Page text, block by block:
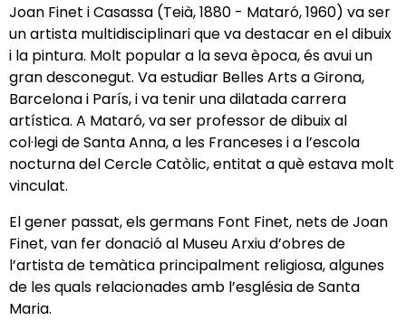
Joan Finet i Casassa (Teià, 1880 - Mataró, 1960) va ser
un artista multidisciplinari que va destacar en el dibuix
i la pintura. Molt popular a la seva època, és avui un
gran desconegut. Va estudiar Belles Arts a Girona,
Barcelona i París, i va tenir una dilatada carrera
artística. A Mataró, va ser professor de dibuix al
col·legi de Santa Anna, a les Franceses i a l’escola
nocturna del Cercle Catòlic, entitat a què estava molt
vinculat.
El gener passat, els germans Font Finet, nets de Joan
Finet, van fer donació al Museu Arxiu d’obres de
l’artista de temàtica principalment religiosa, algunes
de les quals relacionades amb l’església de Santa
Maria.